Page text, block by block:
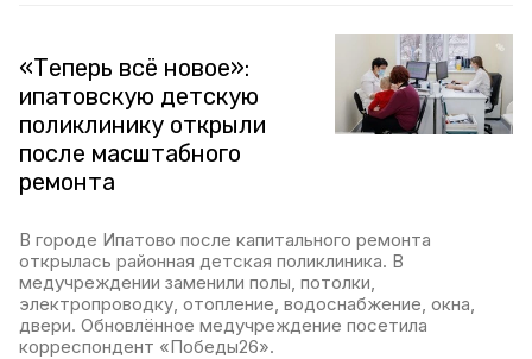
«Теперь всё новое»:
ипатовскую детскую
поликлинику открыли
после масштабного
ремонта
В городе Ипатово после капитального ремонта
открылась районная детская поликлиника. В
медучреждении заменили полы, потолки,
электропроводку, отопление, водоснабжение, окна,
двери. Обновлённое медучреждение посетила
корреспондент «Победы26».